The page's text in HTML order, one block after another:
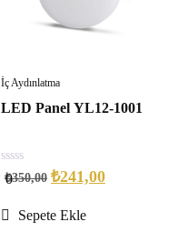
İç Aydınlatma
LED Panel YL12-1001
0
out
5
0
₺350,00 ₺241,00
Sepete Ekle